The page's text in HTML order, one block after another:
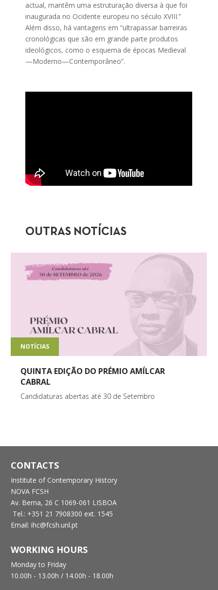
actual, mantêm uma estruturação diversa à que foi
inaugurada no Ocidente europeu no século XVIII.”
Além disso, há vantagens em “ultrapassar barreiras
cronológicas que são em grande parte produtos
ideológicos, como o esquema de épocas Medieval
—Moderno—Contemporâneo”.
OUTRAS NOTÍCIAS
NOTÍCIAS
QUINTA EDIÇÃO DO PRÉMIO AMÍLCAR
CABRAL
Candidaturas abertas até 30 de Setembro
CONTACTS
Institute of Contemporary History
NOVA FCSH
Av. Berna, 26 C 1069-061 LISBOA
Tel.: +351 21 7908300 ext. 1545
Email: ihc@fcsh.unl.pt
WORKING HOURS
Monday to Friday
10.00h - 13.00h / 14.00h - 18.00h